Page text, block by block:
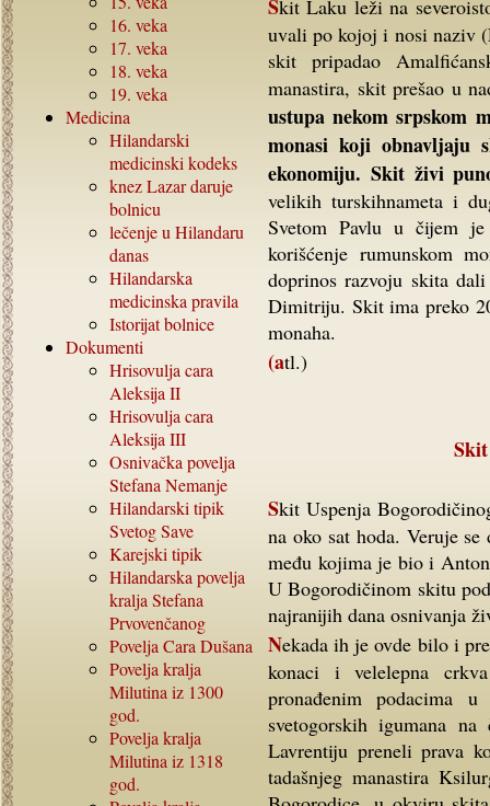
16. veka
17. veka
18. veka
19. veka
Medicina
Hilandarski
medicinski kodeks
knez Lazar daruje
bolnicu
lečenje u Hilandaru
danas
Hilandarska
medicinska pravila
Istorijat bolnice
Dokumenti
Hrisovulja cara
Aleksija II
Hrisovulja cara
Aleksija III
Osnivačka povelja
Stefana Nemanje
Hilandarski tipik
Svetog Save
Karejski tipik
Hilandarska povelja
kralja Stefana
Prvovenčanog
Povelja Cara Dušana
Povelja kralja
Milutina iz 1300
god.
Povelja kralja
Milutina iz 1318
god.
Skit Laku leži na severoistočnoj strani Atosa, između Karakala i Velike Lavre, u
uvali po kojoj i nosi naziv
skit pripadao
manastira, skit prešao u
ustupa nekom srpskom
monasi koji obnavljaju
ekonomiju. Skit živi
velikih turskihnameta i
Svetom Pavlu u čijem
korišćenje rumunskom
doprinos razvoju skita
Dimitriju. Skit ima preko
monaha.
(atl.)
Skit Uspenja Bogorodičinog nalazi se između manastira Vatopeda i Pantokratora,
na oko sat hoda. Veruje
među kojima je bio i
U Bogorodičinom skitu
najranijih dana osnivanja
Nekada ih je ovde bilo i preko 30 da bi ih danas bilo svega nekoliko. Veličanstveni
konaci i velelepna
pronađenim podacima
svetogorskih igumana
Lavrentiju preneli prava
tadašnjeg manastira